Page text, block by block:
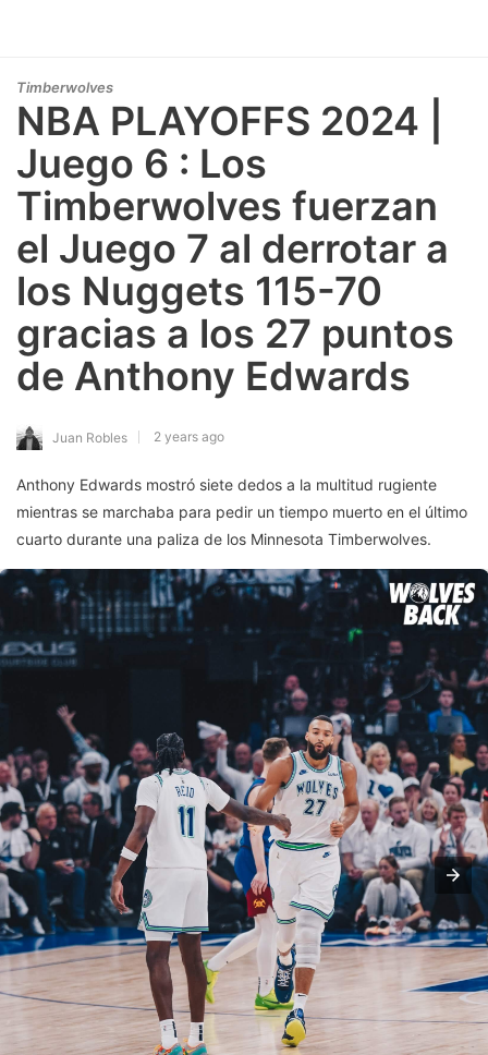
Timberwolves
NBA PLAYOFFS 2024 |
Juego 6 : Los
Timberwolves fuerzan
el Juego 7 al derrotar a
los Nuggets 115-70
gracias a los 27 puntos
de Anthony Edwards
Juan Robles 2 years ago
Anthony Edwards mostró siete dedos a la multitud rugiente
mientras se marchaba para pedir un tiempo muerto en el último
cuarto durante una paliza de los Minnesota Timberwolves.